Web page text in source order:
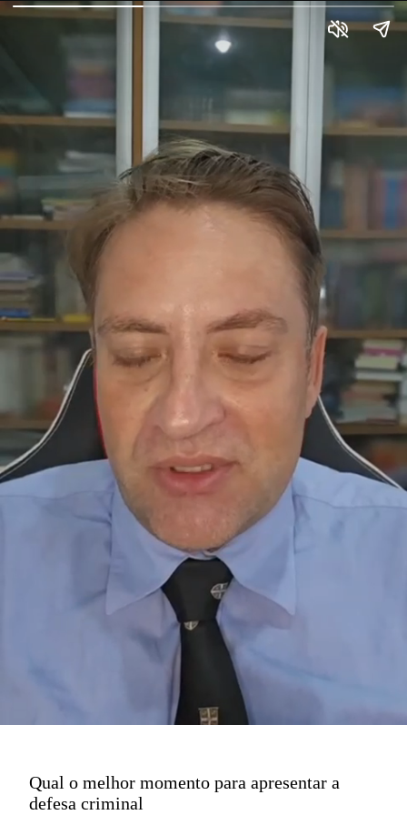
Qual o melhor momento para apresentar a
defesa criminal